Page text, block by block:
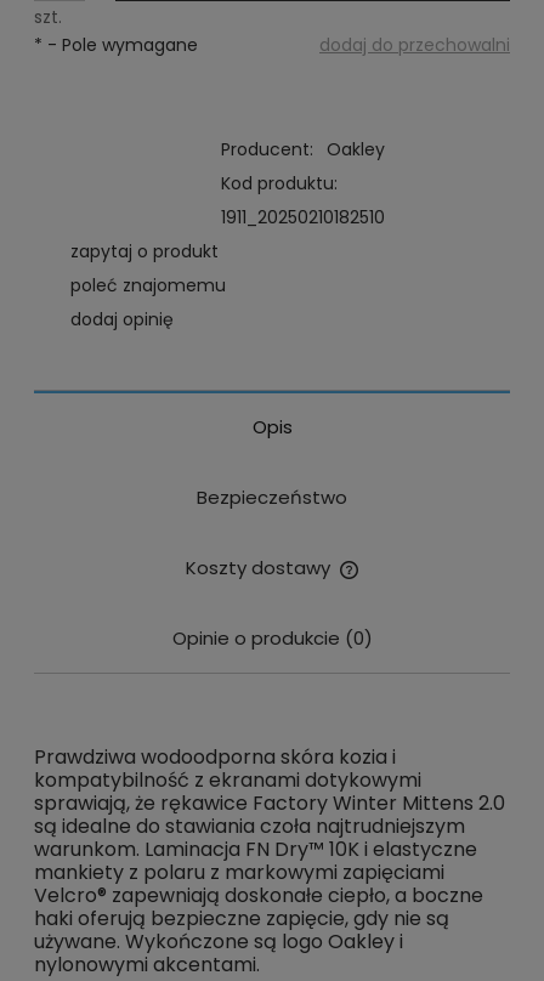
szt.
dodaj do przechowalni
* - Pole wymagane
Producent:
Oakley
Kod produktu:
1911_20250210182510
zapytaj o produkt
poleć znajomemu
dodaj opinię
Opis
Bezpieczeństwo
Koszty dostawy
Opinie o produkcie (0)
Prawdziwa wodoodporna skóra kozia i
kompatybilność z ekranami dotykowymi
sprawiają, że rękawice Factory Winter Mittens 2.0
są idealne do stawiania czoła najtrudniejszym
warunkom. Laminacja FN Dry™ 10K i elastyczne
mankiety z polaru z markowymi zapięciami
Velcro® zapewniają doskonałe ciepło, a boczne
haki oferują bezpieczne zapięcie, gdy nie są
używane. Wykończone są logo Oakley i
nylonowymi akcentami.